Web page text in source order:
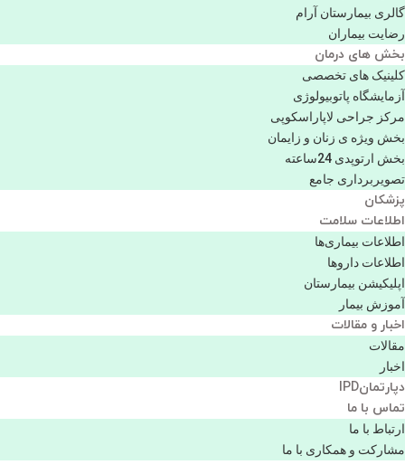
گالری بیمارستان آرام
رضایت بیماران
بخش های درمان
کلینیک های تخصصی
آزمایشگاه پاتوبیولوژی
مرکز جراحی لاپاراسکوپی
بخش ویژه ی زنان و زایمان
بخش ارتوپدی 24ساعته
تصویربرداری جامع
پزشكان
اطلاعات سلامت
اطلاعات بیماری‌ها
اطلاعات دارو‌ها
اپليكيشن بيمارستان
آموزش بیمار
اخبار و مقالات
مقالات
اخبار
دپارتمانIPD
تماس با ما
ارتباط با ما
مشاركت و همكاری با ما